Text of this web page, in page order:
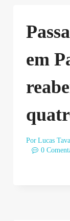
em
Por Lucas
0